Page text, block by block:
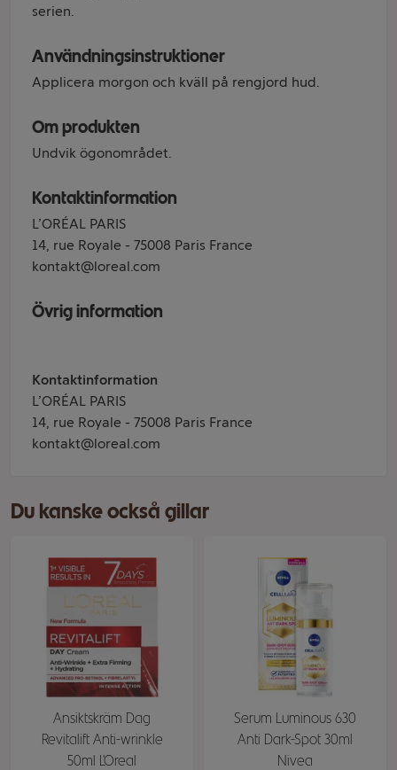
serien.
Användningsinstruktioner
Applicera morgon och kväll på rengjord hud.
Om produkten
Undvik ögonområdet.
Kontaktinformation
L’ORÉAL PARIS
14, rue Royale - 75008 Paris France
kontakt@loreal.com
Övrig information
Kontaktinformation
L’ORÉAL PARIS
14, rue Royale - 75008 Paris France
kontakt@loreal.com
Du kanske också gillar
Ansiktskräm Dag
Revitalift Anti-wrinkle
50ml L'Oreal
Serum Luminous 630
Anti Dark-Spot 30ml
Nivea